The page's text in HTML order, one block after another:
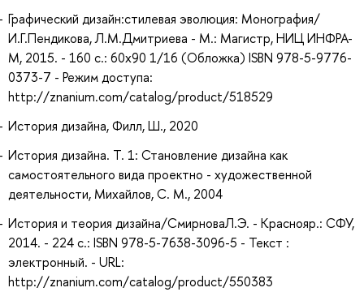
Графический дизайн:стилевая эволюция: Монография/
И.Г.Пендикова, Л.М.Дмитриева - М.: Магистр, НИЦ ИНФРА-
М, 2015. - 160 с.: 60x90 1/16 (Обложка) ISBN 978-5-9776-
0373-7 - Режим доступа:
http://znanium.com/catalog/product/518529
История дизайна, Филл, Ш., 2020
История дизайна. Т. 1: Становление дизайна как
самостоятельного вида проектно - художественной
деятельности, Михайлов, С. М., 2004
История и теория дизайна/СмирноваЛ.Э. - Краснояр.: СФУ,
2014. - 224 с.: ISBN 978-5-7638-3096-5 - Текст :
электронный. - URL:
http://znanium.com/catalog/product/550383